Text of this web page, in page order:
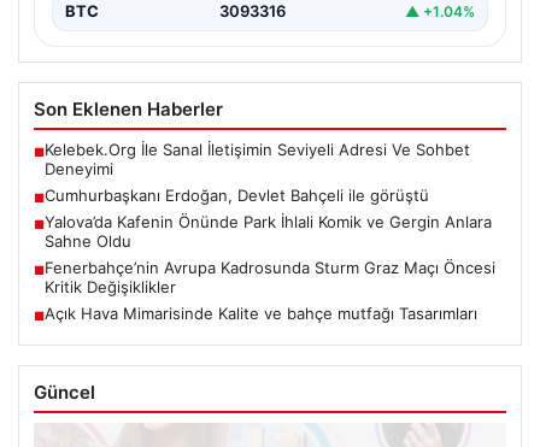
BTC 3093316 ▲ +1.04%
Son Eklenen Haberler
■Kelebek.Org İle Sanal İletişimin Seviyeli Adresi Ve Sohbet
Deneyimi
■Cumhurbaşkanı Erdoğan, Devlet Bahçeli ile görüştü
■Yalova’da Kafenin Önünde Park İhlali Komik ve Gergin Anlara
Sahne Oldu
■Fenerbahçe’nin Avrupa Kadrosunda Sturm Graz Maçı Öncesi
Kritik Değişiklikler
■Açık Hava Mimarisinde Kalite ve bahçe mutfağı Tasarımları
Güncel